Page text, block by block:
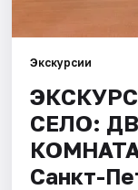
Экскурсии
СЕЛО:
Санкт-